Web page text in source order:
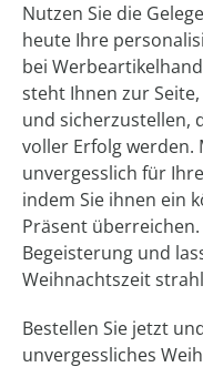
Nutzen Sie die
heute Ihre
bei
steht Ihnen zur
und sicherzustellen,
voller Erfolg werden.
unvergesslich für
indem Sie ihnen ein
Präsent
Begeisterung und
Weihnachtszeit
Bestellen Sie jetzt
unvergessliches